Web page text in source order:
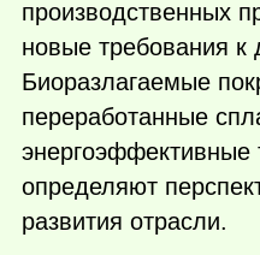
производственных
новые требования к
Биоразлагаемые
переработанные
энергоэффективные
определяют
развития отрасли.